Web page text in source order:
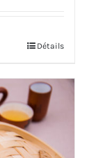
Détails